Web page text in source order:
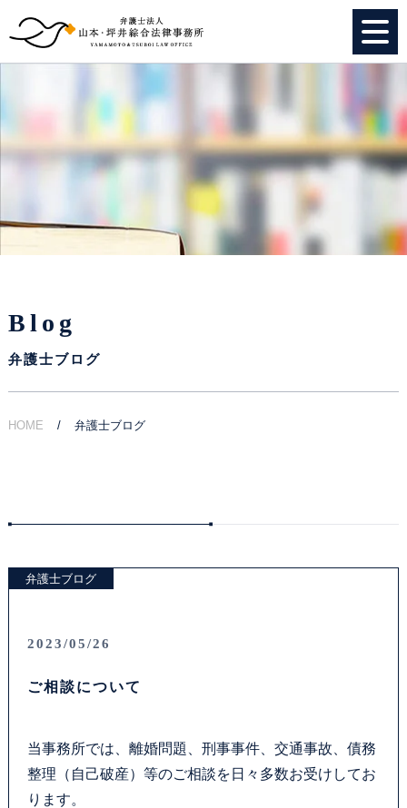
特別顧問
お客様の声
採用情報
アクセス
Blog
弁護士ブログ
HOME 弁護士ブログ
弁護士ブログ
2023/05/26
ご相談について
当事務所では、離婚問題、刑事事件、交通事故、債務
整理（自己破産）等のご相談を日々多数お受けしてお
ります。